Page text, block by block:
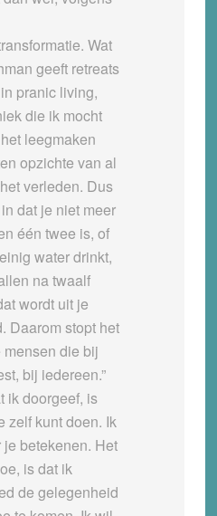
Wat
geeft retreats
pranic living,
die ik mocht
leegmaken
opzichte van al
verleden. Dus
dat je niet meer
één twee is, of
water drinkt,
na twaalf
wordt uit je
Daarom stopt het
die bij
bij iedereen.”
ik doorgeef, is
zelf kunt doen. Ik
betekenen. Het
is dat ik
de gelegenheid